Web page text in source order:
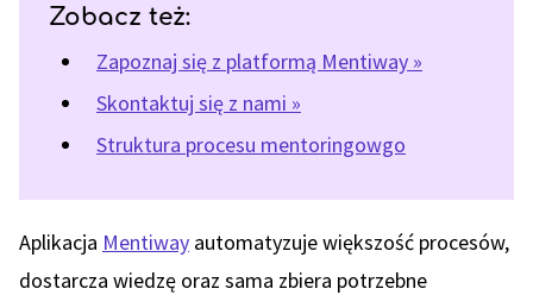
Zobacz też:
Zapoznaj się z platformą Mentiway »
Skontaktuj się z nami »
Struktura procesu mentoringowgo
Aplikacja Mentiway automatyzuje większość procesów,
dostarcza wiedzę oraz sama zbiera potrzebne